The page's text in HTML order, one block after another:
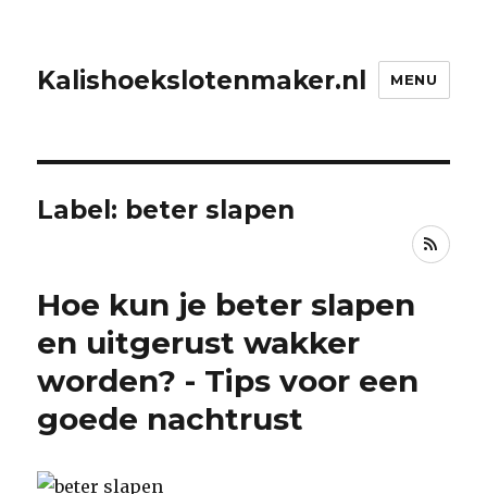
Kalishoekslotenmaker.nl MENU
Label: beter slapen
RSS
Hoe kun je beter slapen
en uitgerust wakker
worden? - Tips voor een
goede nachtrust